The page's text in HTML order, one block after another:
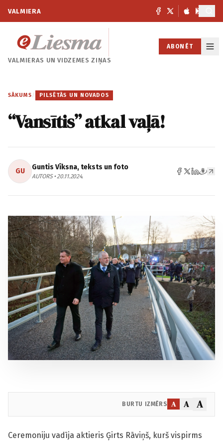
VALMIERA
VALMIERAS UNVIDZEMES ZIŅAS
ABONĒT
SĀKUMS / PILSĒTĀS UN NOVADOS
“Vansītis” atkal vaļā!
GU Guntis Vīksna, teksts un foto
AUTORS • 20.11.2024.
BURTU IZMĒRS A A A
Ceremoniju vadīja aktieris Ģirts Rāviņš, kurš vispirms